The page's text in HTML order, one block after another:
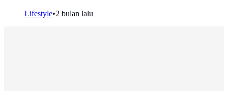
Lifestyle•2 bulan lalu